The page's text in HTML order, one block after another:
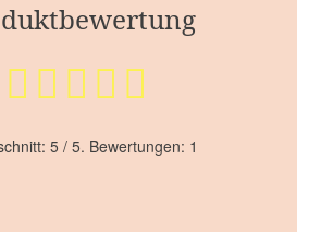
5 / 5. Bewertungen: 1